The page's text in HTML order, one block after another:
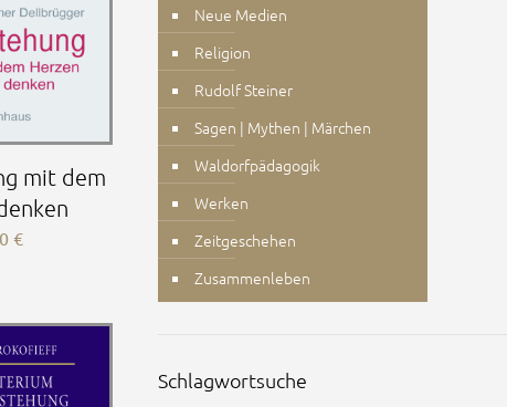
mit dem
€
Neue Medien
Religion
Rudolf Steiner
Sagen | Mythen | Märchen
Waldorfpädagogik
Werken
Zeitgeschehen
Zusammenleben
Schlagwortsuche